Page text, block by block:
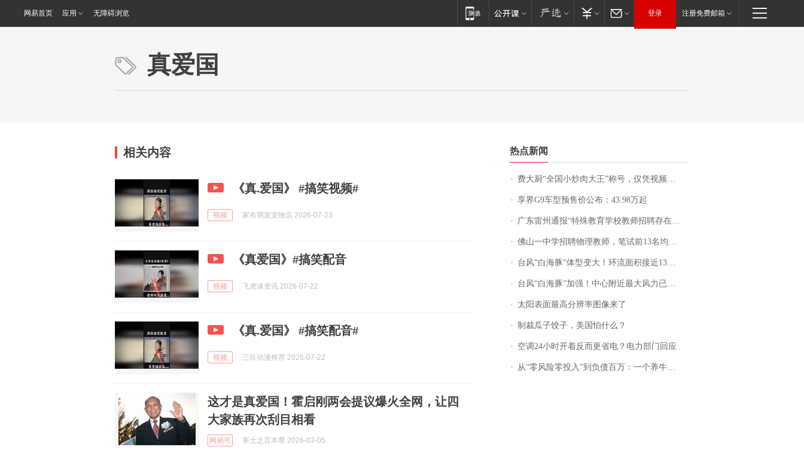
网易首页 应用 无障碍浏览 登录 注册免费邮箱
真爱国
相关内容
《真.爱国》 #搞笑视频#
视频 家有萌宠宠物店 2026-07-23
《真爱国》#搞笑配音
视频 飞虎谈资讯 2026-07-22
《真.爱国》 #搞笑配音#
视频 三玖动漫推荐 2026-07-22
这才是真爱国！霍启刚两会提议爆火全网，让四
大家族再次刮目相看
网易号 寒士之言本尊 2026-03-05
热点新闻
费大厨“全国小炒肉大王”称号，仅凭视频评出？中国烹饪协会回应
享界G9车型预售价公布：43.98万起
广东雷州通报“特殊教育学校教师招聘存在违规行为”：已启动问责程序 副校长被停职
佛山一中学招聘物理教师，笔试前13名均遭淘汰？教育局：已叫停招聘，成立调查组全面核查
台风“白海豚”体型变大！环流面积接近13个浙江那么大
台风“白海豚”加强！中心附近最大风力已达15级 最新研判
太阳表面最高分辨率图像来了
制裁瓜子饺子，美国怕什么？
空调24小时开着反而更省电？电力部门回应
从“零风险零投入”到负债百万：一个养牛项目崩盘后，谁该为农户的贷款买单丨红星调查